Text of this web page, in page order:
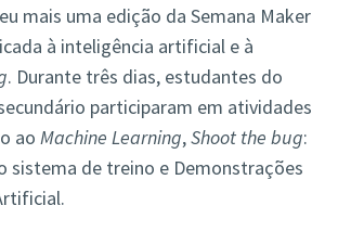
mais uma edição da Semana Maker
à inteligência artificial e à
. Durante três dias, estudantes do
participaram em atividades
ao Machine Learning,Shoot the bug:
sistema de treino e Demonstrações